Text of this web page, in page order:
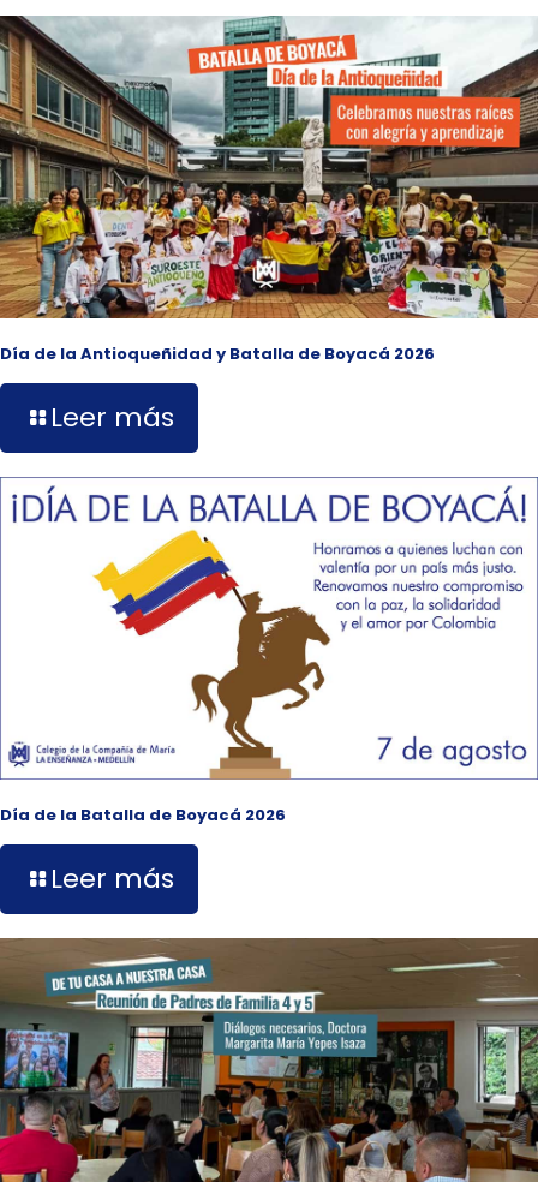
Día de la Antioqueñidad y Batalla de Boyacá 2026
Leer más
Día de la Batalla de Boyacá 2026
Leer más